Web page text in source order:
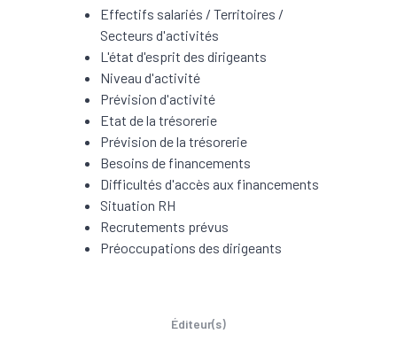
Effectifs salariés / Territoires /
Secteurs d'activités
L'état d'esprit des dirigeants
Niveau d'activité
Prévision d'activité
Etat de la trésorerie
Prévision de la trésorerie
Besoins de financements
Difficultés d'accès aux financements
Situation RH
Recrutements prévus
Préoccupations des dirigeants
Éditeur(s)